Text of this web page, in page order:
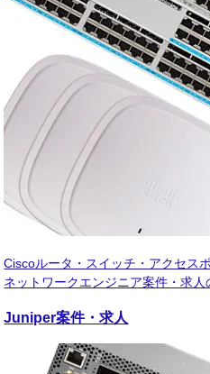
Ciscoルータ・スイッチ・アクセス
ネットワークエンジニア案件・求人
Juniper案件・求人